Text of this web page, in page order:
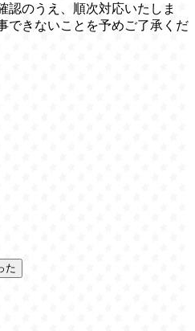
認のうえ、順次対応いたしま
できないことを予めご了承くだ
た